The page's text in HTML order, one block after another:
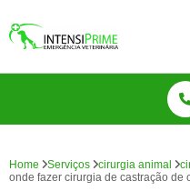
Home Serviços cirurgia animal
onde fazer cirurgia de castração de